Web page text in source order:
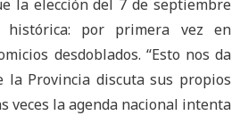
la elección del 7 de septiembre
histórica: por primera vez en
desdoblados. “Esto nos da
la Provincia discuta sus propios
veces la agenda nacional intenta